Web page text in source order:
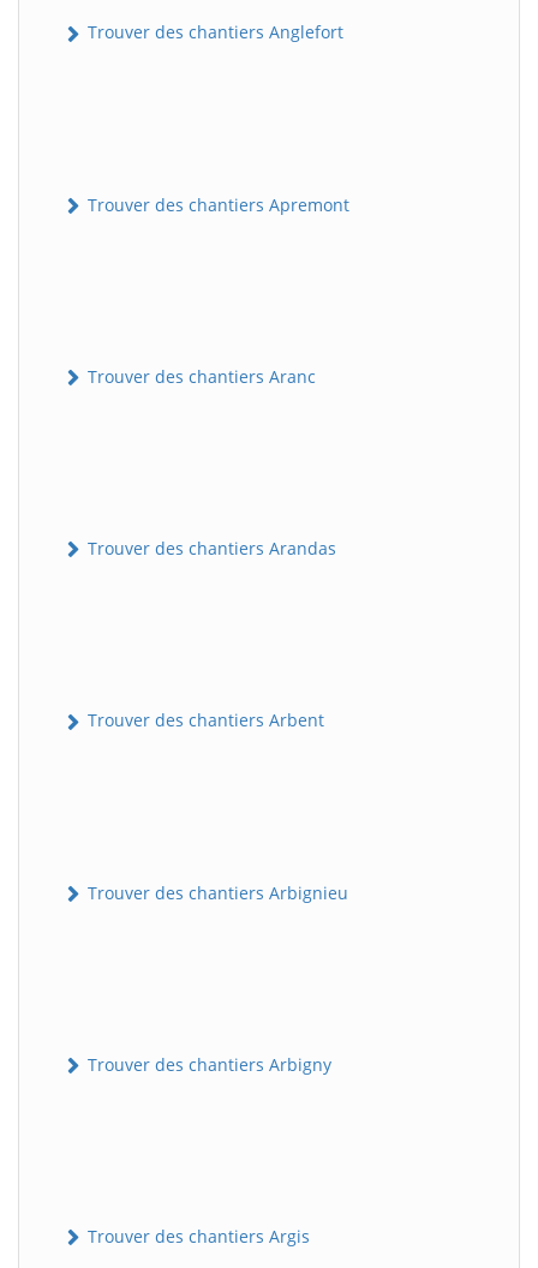
Trouver des chantiers Anglefort
Trouver des chantiers Apremont
Trouver des chantiers Aranc
Trouver des chantiers Arandas
Trouver des chantiers Arbent
Trouver des chantiers Arbignieu
Trouver des chantiers Arbigny
Trouver des chantiers Argis